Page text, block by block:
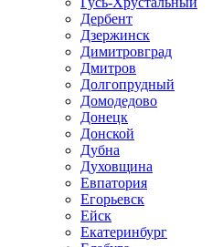
Дербент
Дзержинск
Димитровград
Дмитров
Долгопрудный
Домодедово
Донецк
Донской
Дубна
Духовщина
Евпатория
Егорьевск
Ейск
Екатеринбург